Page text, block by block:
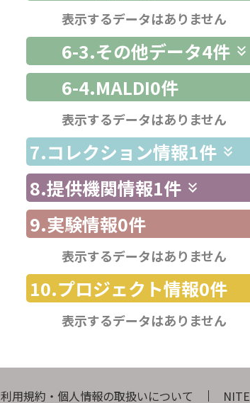
表示するデータはありません
6-3.その他データ4件
6-4.MALDI0件
表示するデータはありません
7.コレクション情報1件
8.提供機関情報1件
9.実験情報0件
表示するデータはありません
10.プロジェクト情報0件
表示するデータはありません
利用規約・個人情報の取扱いについて NITE